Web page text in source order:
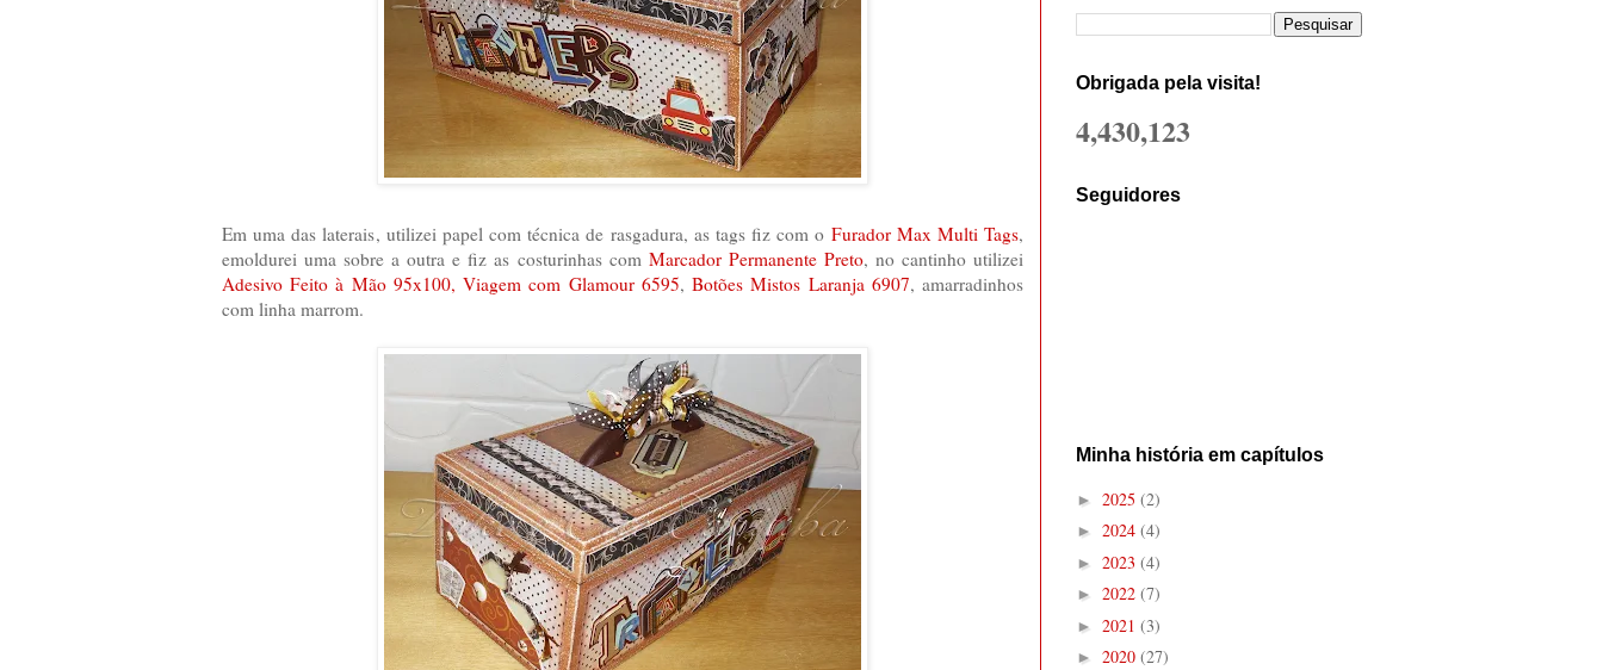
Em uma das laterais, utilizei papel com técnica de rasgadura, as tags fiz com o Furador Max Multi Tags,
emoldurei uma sobre a outra e fiz as costurinhas com Marcador Permanente Preto, no cantinho utilizei
Adesivo Feito à Mão 95x100, Viagem com Glamour 6595,Botões Mistos Laranja 6907, amarradinhos
com linha marrom.
Obrigada pela visita!
4,430,123
Seguidores
Minha história em capítulos
► 2025 (2)
► 2024 (4)
► 2023 (4)
► 2022 (7)
► 2021 (3)
► 2020 (27)